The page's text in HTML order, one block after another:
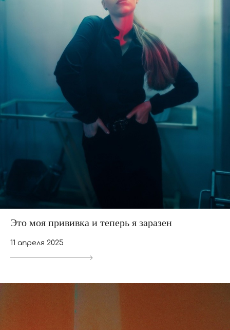
Это моя прививка и теперь я заразен
11 апреля 2025